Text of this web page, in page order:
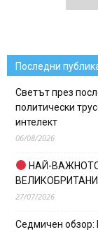
Последни
Светът през
политически
интелект
06/08/2026
НАЙ-
27/07/2026
Седмичен обзор: